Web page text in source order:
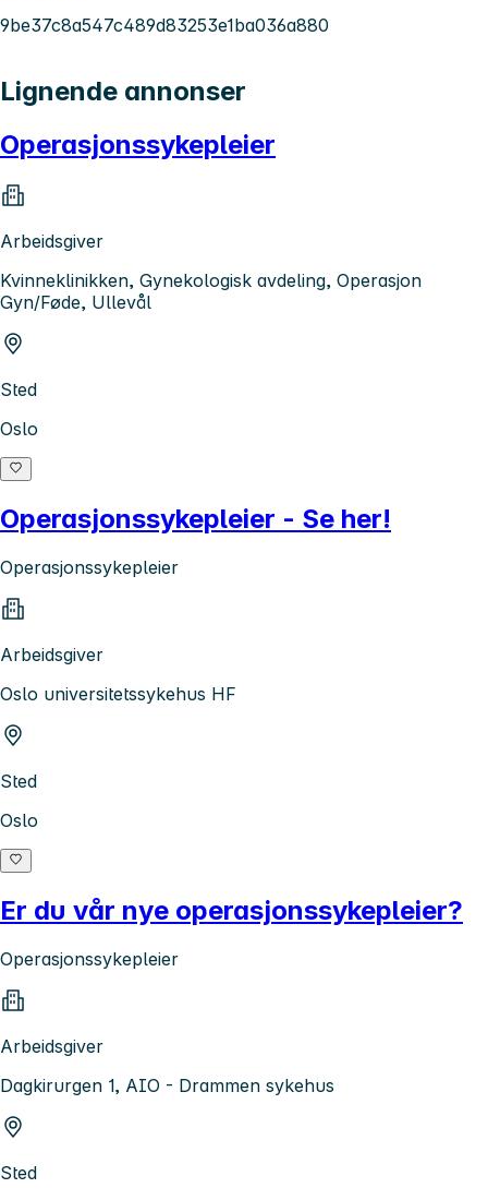
9be37c8a547c489d83253e1ba036a880
Lignende annonser
Operasjonssykepleier
Arbeidsgiver
Kvinneklinikken, Gynekologisk avdeling, Operasjon
Gyn/Føde, Ullevål
Sted
Oslo
Operasjonssykepleier - Se her!
Operasjonssykepleier
Arbeidsgiver
Oslo universitetssykehus HF
Sted
Oslo
Er du vår nye operasjonssykepleier?
Operasjonssykepleier
Arbeidsgiver
Dagkirurgen 1, AIO - Drammen sykehus
Sted